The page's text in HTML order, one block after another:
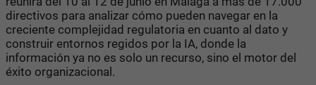
directivos para analizar cómo pueden navegar en la
creciente complejidad regulatoria en cuanto al dato y
construir entornos regidos por la IA, donde la
información ya no es solo un recurso, sino el motor del
éxito organizacional.